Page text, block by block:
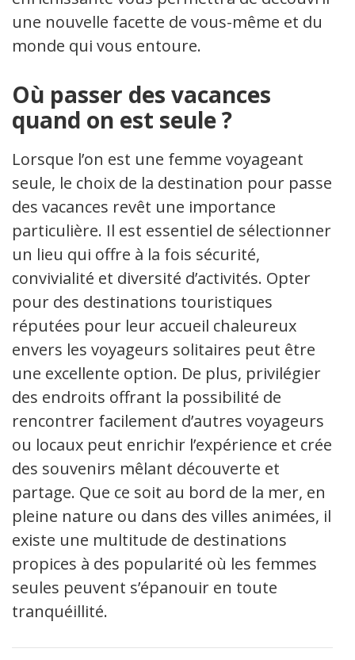
une nouvelle facette de vous-même et du
monde qui vous entoure.
Où passer des vacances
quand on est seule ?
Lorsque l’on est une femme voyageant
seule, le choix de la destination pour passer
des vacances revêt une importance
particulière. Il est essentiel de sélectionner
un lieu qui offre à la fois sécurité,
convivialité et diversité d’activités. Opter
pour des destinations touristiques
réputées pour leur accueil chaleureux
envers les voyageurs solitaires peut être
une excellente option. De plus, privilégier
des endroits offrant la possibilité de
rencontrer facilement d’autres voyageurs
ou locaux peut enrichir l’expérience et créer
des souvenirs mêlant découverte et
partage. Que ce soit au bord de la mer, en
pleine nature ou dans des villes animées, il
existe une multitude de destinations
propices à des popularité où les femmes
seules peuvent s’épanouir en toute
tranquéillité.